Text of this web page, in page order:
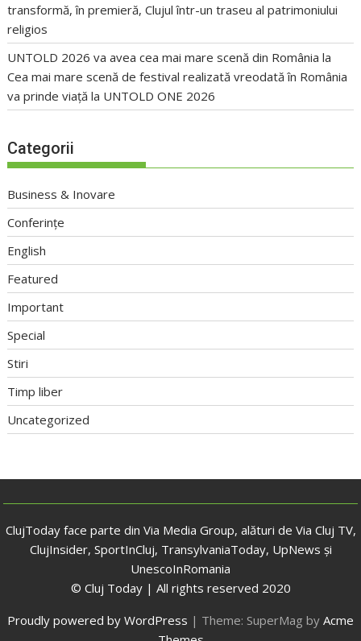
transformă, în premieră, Clujul într-un traseu al patrimoniului
religios
UNTOLD 2026 va avea cea mai mare scenă din România la
Cea mai mare scenă de festival realizată vreodată în România
va prinde viață la UNTOLD ONE 2026
Categorii
Business & Inovare
Conferințe
English
Featured
Important
Special
Stiri
Timp liber
Uncategorized
ClujToday face parte din Via Media Group, alături de Via Cluj TV,
ClujInsider, SportInCluj, TransylvaniaToday, UpNews și
UnescoInRomania
© Cluj Today | All rights reserved 2020
Proudly powered by WordPress | Theme: SuperMag by Acme